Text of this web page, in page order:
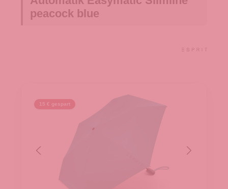
peacock blue
15 € gespart